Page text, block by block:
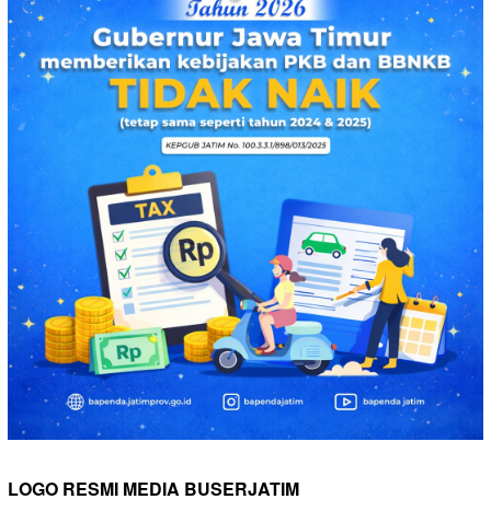
LOGO RESMI MEDIA BUSERJATIM